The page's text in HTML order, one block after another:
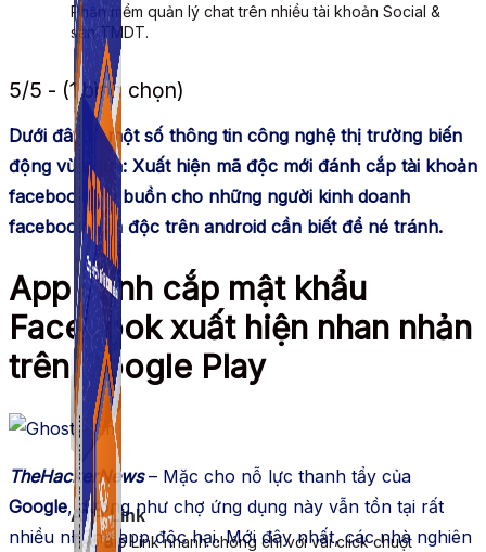
ATP Link
Tạo Bio Link nhanh chóng chỉ với vài click chuột
Phần mềm quản lý chat trên nhiều tài khoản Social &
sàn TMDT.
5/5 - (1 bình chọn)
Dưới đây là một số thông tin công nghệ thị trường biến
động vừa qua: Xuất hiện mã độc mới đánh cắp tài khoản
facebook, tin buồn cho những người kinh doanh
facebook, mã độc trên android cần biết để né tránh.
App đánh cắp mật khẩu
Facebook xuất hiện nhan nhản
trên Google Play
TheHackerNews– Mặc cho nỗ lực thanh tẩy của
Google, dường như chợ ứng dụng này vẫn tồn tại rất
nhiều những app độc hại. Mới đây nhất, các nhà nghiên